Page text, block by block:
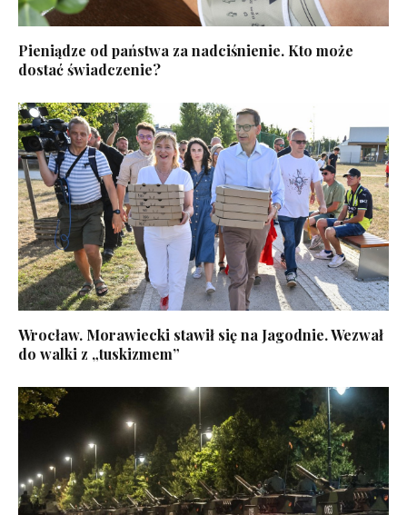
Pieniądze od państwa za nadciśnienie. Kto może
dostać świadczenie?
Wrocław. Morawiecki stawił się na Jagodnie. Wezwał
do walki z „tuskizmem”